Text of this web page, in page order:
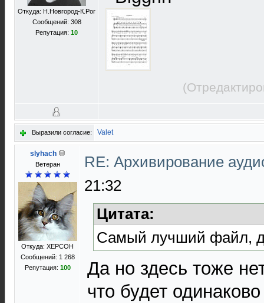
Откуда: Н.Новгород-К.Рог
Сообщений: 308
Репутация: 10
Выразили согласие: Valet
slyhach
Ветеран
Откуда: ХЕРСОН
Сообщений: 1 268
Репутация: 100
RE: Архивирование
21:32
Цитата:
Самый лучший файл,
Да но здесь тоже
что будет